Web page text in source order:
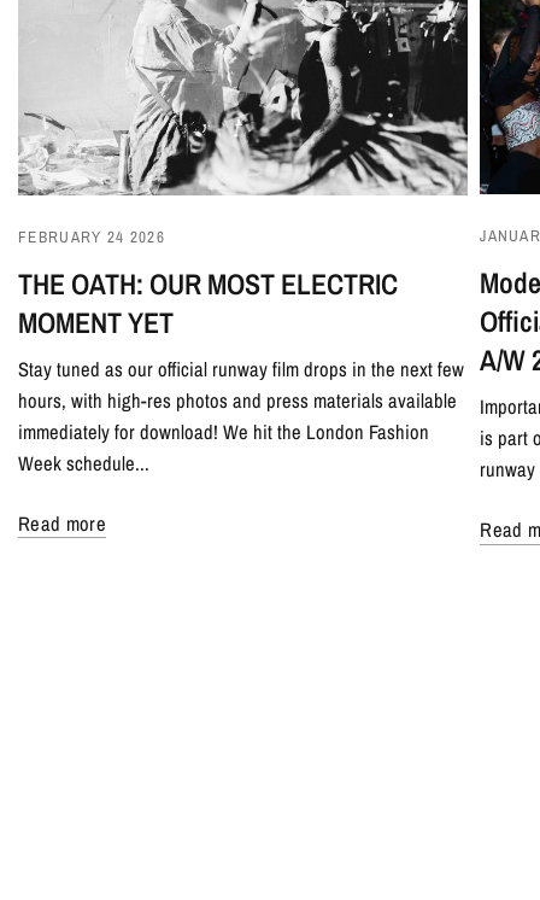
FEBRUARY 24 2026
THE OATH: OUR MOST ELECTRIC
MOMENT YET
Stay tuned as our official runway film drops in the next few
hours, with high-res photos and press materials available
immediately for download! We hit the London Fashion
Week schedule...
Read more
A/W
is part
Read